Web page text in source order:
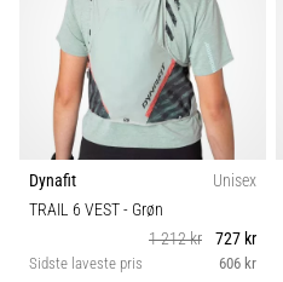
Dynafit
Unisex
TRAIL 6 VEST- Grøn
1 212 kr
727 kr
Sidste laveste pris 606 kr